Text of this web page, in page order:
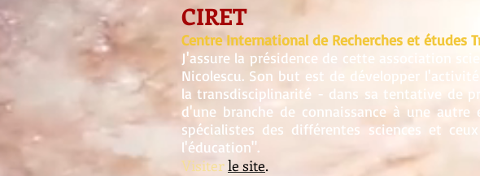
CIRET
Centre International de Recherches et études
J'assure la présidence de cette association
Nicolescu. Son but est de développer
la transdisciplinarité - dans sa tentative de
d'une branche de connaissance à une
spécialistes des différentes sciences et
l'éducation".
Visiterle site.